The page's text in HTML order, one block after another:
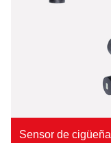
Sensor de cigüeñal